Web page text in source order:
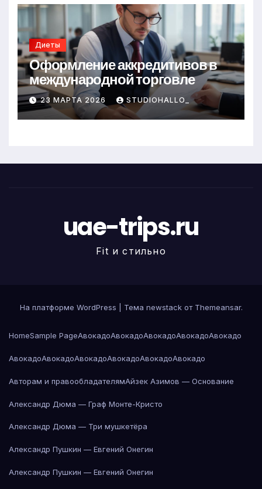
Диеты
Оформление аккредитивов в
международной торговле
23 МАРТА 2026 STUDIOHALLO_
uae-trips.ru
Fit и стильно
На платформе WordPress Тема newstack от Themeansar.
HomeSample PageАвокадоАвокадоАвокадоАвокадоАвокадо
АвокадоАвокадоАвокадоАвокадоАвокадоАвокадо
Авторам и правообладателямАйзек Азимов — Основание
Александр Дюма — Граф Монте-Кристо
Александр Дюма — Три мушкетёра
Александр Пушкин — Евгений Онегин
Александр Пушкин — Евгений Онегин